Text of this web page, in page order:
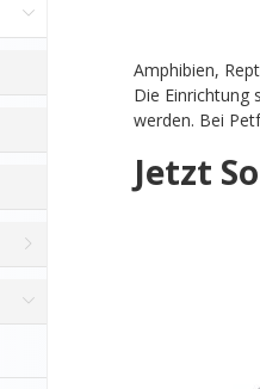
Amphibien,
Die Einrichtung
werden. Bei
Jetzt